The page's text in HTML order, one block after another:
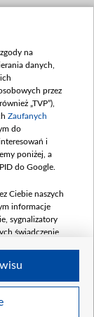
350 na
danych,
przez
„TVP”),
Zaufanych
do
i
poniżej, a
do Google.
Ciebie naszych
informacje
sygnalizatory
świadczenie
Ciebie